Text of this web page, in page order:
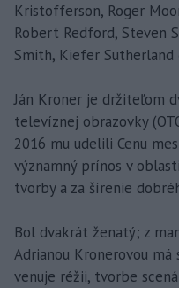
Kristofferson, Roger
Robert Redford, Steven
Smith, Kiefer Sutherland
Ján Kroner je držiteľom
televíznej obrazovky
2016 mu udelili Cenu
významný prínos v
tvorby a za šírenie
Bol dvakrát ženatý; z
Adrianou Kronerovou má
venuje réžii, tvorbe